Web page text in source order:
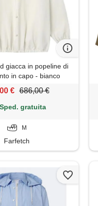
giacca in popeline di
in capo - bianco
€ 686,00 €
Sped. gratuita
M
Farfetch